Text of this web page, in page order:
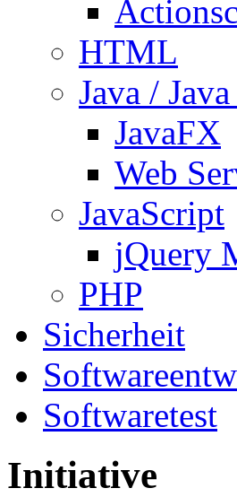
HTML
Java /
JavaFX
Web
JavaScript
jQuery
PHP
Sicherheit
Softwaretest
Initiative